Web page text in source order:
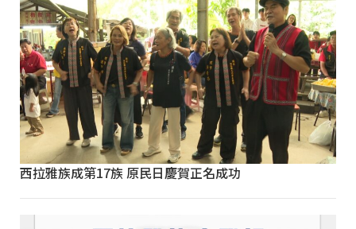
西拉雅族成第17族 原民日慶賀正名成功